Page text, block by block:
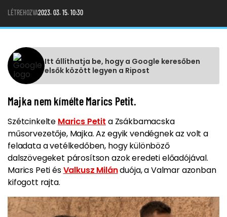
LÉTREHOZVA2023. 03. 15. 10:30
Itt állíthatja be, hogy a Google keresőben
elsők között legyen a Ripost
Majka nem kímélte Marics Petit.
Szétcinkelte Marics Petit a Zsákbamacska
műsorvezetője, Majka. Az egyik vendégnek az volt a
feladata a vetélkedőben, hogy különböző
dalszövegeket párosítson azok eredeti előadójával.
Marics Peti ésValkusz Milánduója, a Valmar azonban
kifogott rajta.